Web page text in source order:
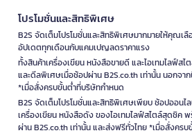
โปรโมชั่นและสิทธิพิเศษ
B2S จัดเต็มโปรโมชั่นและสิทธิพิเศษมากมายให้คุณเ
อัปเดตทุกเดือนกับแคมเปญลดราคาแรง
ทั้งสินค้าเครื่องเขียน หนังสือขายดี และไอเทมไลฟ์ส
และดีลพิเศษเมื่อช้อปผ่าน B2S.co.th เท่านั้น นอกจา
*เมื่อสั่งครบขั้นต่ำที่บริษัทกำหนด
B2S จัดเต็มโปรโมชั่นและสิทธิพิเศษเพียบ ช้อปออนไ
เครื่องเขียน หนังสือดัง ของไอเทมไลฟ์สไตล์สุดชิค
ผ่าน B2S.co.th เท่านั้น และส่งฟรีทั่วไทย *เมื่อสั่งคร